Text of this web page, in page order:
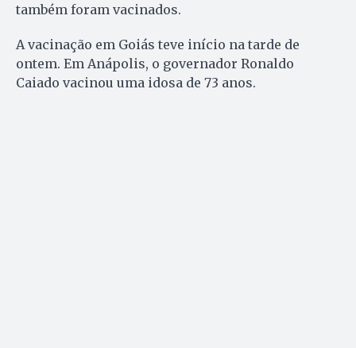
também foram vacinados.
A vacinação em Goiás teve início na tarde de
ontem. Em Anápolis, o governador Ronaldo
Caiado vacinou uma idosa de 73 anos.